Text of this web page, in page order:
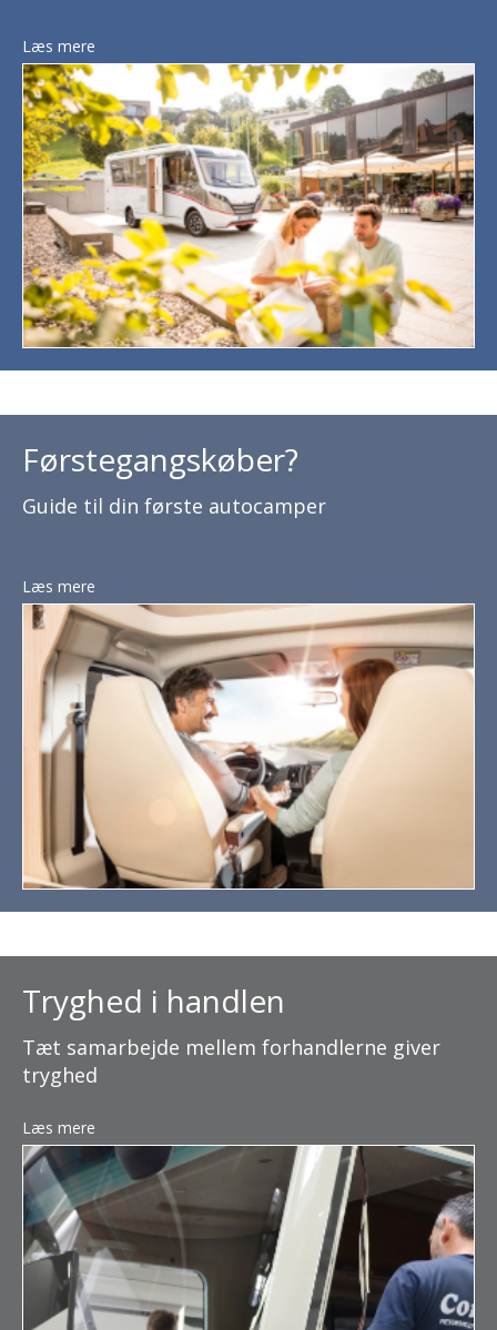
Læs mere
Førstegangskøber?
Guide til din første autocamper
Læs mere
Tryghed i handlen
Tæt samarbejde mellem forhandlerne giver
tryghed
Læs mere